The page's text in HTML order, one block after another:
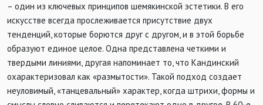
– один из ключевых принципов шемякинской эстетики. В его
искусстве всегда прослеживается присутствие двух
тенденций, которые борются друг с другом, и в этой борьбе
образуют единое целое. Одна представлена четкими и
твердыми линиями, другая напоминает то, что Кандинский
охарактеризовал как «размытости». Такой подход создает
неуловимый, «танцевальный» характер, когда штрихи, формы и